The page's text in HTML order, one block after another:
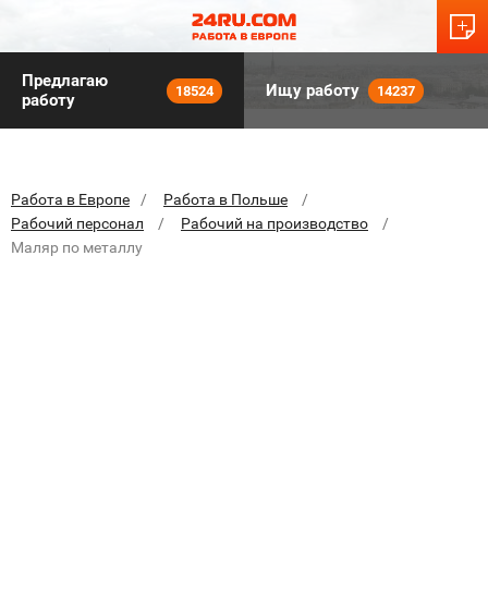
Предлагаю
работу
18524 Ищу работу 14237
Работа в Европе
Работа в Польше
Рабочий персонал
Рабочий на производство
Маляр по металлу